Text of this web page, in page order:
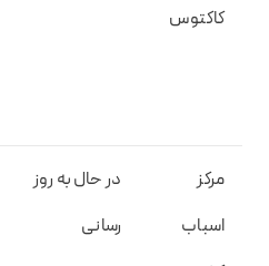
کاکتوس
مرکز
اسباب
در حال به روز
رسانی